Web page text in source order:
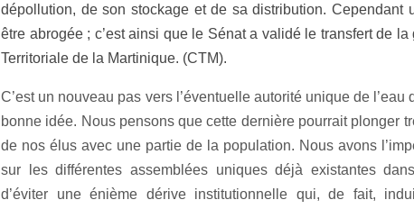
dépollution, de son stockage et de sa distribution. Cependant
être abrogée ; c’est ainsi que le Sénat a validé le transfert de
Territoriale de la Martinique. (CTM).
C’est un nouveau pas vers l’éventuelle autorité unique de l’eau
bonne idée. Nous pensons que cette dernière pourrait plonger
de nos élus avec une partie de la population. Nous avons
sur les différentes assemblées uniques déjà existantes
d’éviter une énième dérive institutionnelle qui, de fait,